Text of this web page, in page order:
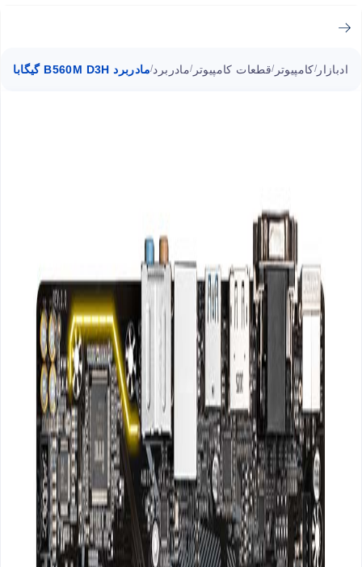
ادبازار /کامپیوتر /قطعات کامپیوتر /مادربرد/مادربرد B560M D3H گیگابایت سوکت 1200